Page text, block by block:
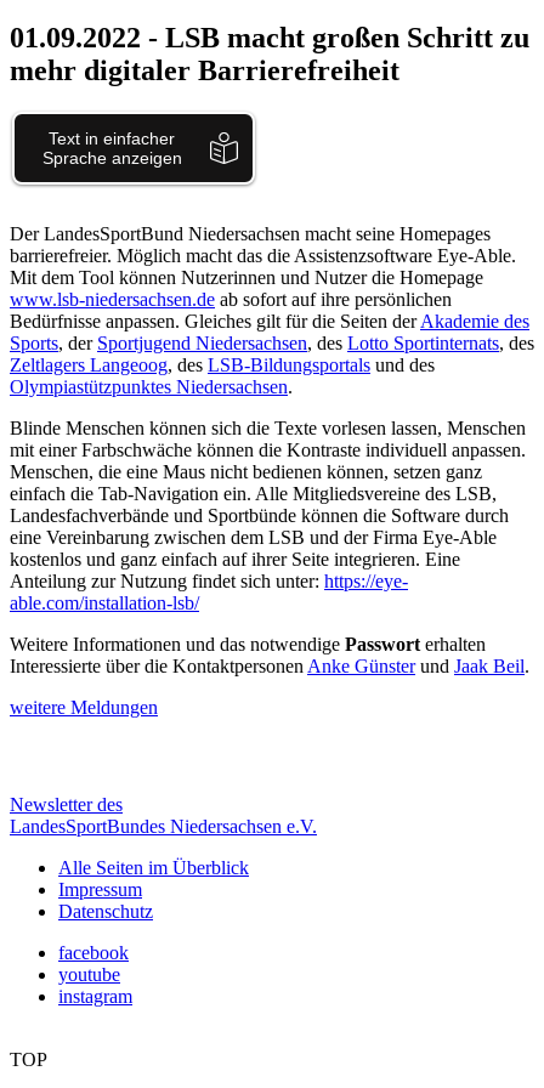
01.09.2022 - LSB macht großen Schritt zu
mehr digitaler Barrierefreiheit
Der LandesSportBund Niedersachsen macht seine Homepages
barrierefreier. Möglich macht das die Assistenzsoftware Eye-Able.
Mit dem Tool können Nutzerinnen und Nutzer die Homepage
www.lsb-niedersachsen.de ab sofort auf ihre persönlichen
Bedürfnisse anpassen. Gleiches gilt für die Seiten derAkademie des
Sports, der Sportjugend Niedersachsen, des Lotto Sportinternats, des
Zeltlagers Langeoog, des LSB-Bildungsportals und des
Olympiastützpunktes Niedersachsen.
Blinde Menschen können sich die Texte vorlesen lassen, Menschen
mit einer Farbschwäche können die Kontraste individuell anpassen.
Menschen, die eine Maus nicht bedienen können, setzen ganz
einfach die Tab-Navigation ein. Alle Mitgliedsvereine des LSB,
Landesfachverbände und Sportbünde können die Software durch
eine Vereinbarung zwischen dem LSB und der Firma Eye-Able
kostenlos und ganz einfach auf ihrer Seite integrieren. Eine
Anteilung zur Nutzung findet sich unter: https://eye-
able.com/installation-lsb/
Weitere Informationen und das notwendige Passwort erhalten
Interessierte über die Kontaktpersonen Anke Günsterund Jaak Beil.
weitere Meldungen
Newsletter des
LandesSportBundes Niedersachsen e.V.
Alle Seiten im Überblick
Impressum
Datenschutz
facebook
youtube
instagram
TOP